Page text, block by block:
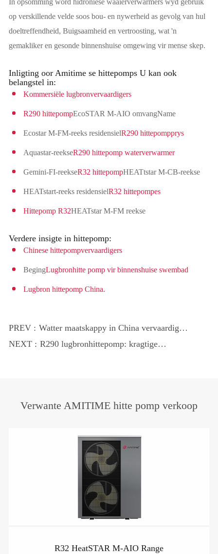
op verskillende velde soos bou- en nywerheid as gevolg van hul
doeltreffendheid, Buigsaamheid en vertroosting, wat 'n
gemakliker en gesonde binnenshuise omgewing vir mense skep.
Inligting oor Amitime se hittepomps U kan ook
belangstel in:
Kommersiële lugbronvervaardigers
R290 hittepompEcoSTAR M-AIO omvangName
Ecostar M-FM-reeks residensielR290 hittepompprys
Aquastar-reekseR290 hittepomp waterverwarmer
Gemini-FI-reekseR32 hittepompHEATtstar M-CB-reekse
HEATstart-reeks residensielR32 hittepompes
Hittepomp R32HEATstar M-FM reekse
Verdere insigte in hittepomp:
Chinese hittepompvervaardigers
BegingLugbronhitte pomp vir binnenshuise swembad
Lugbron hittepomp China.
PREV : Watter maatskappy in China vervaardig
die beste hittepompe?
NEXT : R290 lugbronhittepomp: kragtige
Verwante AMITIME hitte pomp verkoop
R32 HeatSTAR M-AIO Range